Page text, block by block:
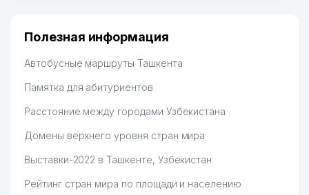
56
ЦЕНТР ДЕТСКОГО
ТВОРЧЕСТВА
УЗБЕКИСТАНА
ФЕДЕРАЦИЯ ТЕННИСА
УЗБЕКИСТАНА
60
KO'CHMAS MULK SAVDO
191 м
Полезная информация
Автобусные маршруты Ташкента
Памятка для абитуриентов
Расстояние между городами Узбекистана
Домены верхнего уровня стран мира
Выставки-2022 в Ташкенте, Узбекистан
Рейтинг стран мира по площади и населению